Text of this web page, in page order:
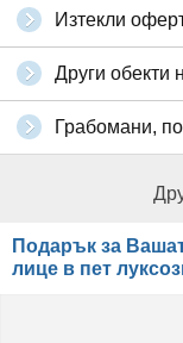
Изтекли
Други обекти
Грабомани,
Подарък за
лице в пет